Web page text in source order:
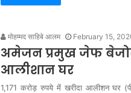
मोहम्मद साहिबे आलम February 15,
अमेजन प्रमुख जेफ
आलीशान घर
1,171 करोड़ रुपये में खरीदा आलीशन घर